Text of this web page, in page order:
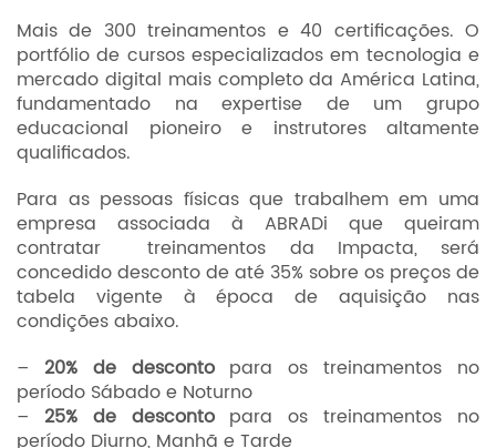
Mais de 300 treinamentos e 40 certificações. O
portfólio de cursos especializados em tecnologia e
mercado digital mais completo da América Latina,
fundamentado na expertise de um grupo
educacional pioneiro e instrutores altamente
qualificados.
Para as pessoas físicas que trabalhem em uma
empresa associada à ABRADi que queiram
contratar treinamentos da Impacta, será
concedido desconto de até 35% sobre os preços de
tabela vigente à época de aquisição nas
condições abaixo.
– 20% de descontopara os treinamentos no
período Sábado e Noturno
– 25% de descontopara os treinamentos no
período Diurno, Manhã e Tarde